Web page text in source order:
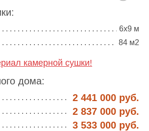
6х9 м
84 м2
камерной сушки!
дома:
2 441 000 руб.
2 837 000 руб.
3 533 000 руб.